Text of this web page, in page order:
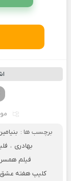
برچسب ها :
بهادری ،
فیلم همسر
کلیپ هفته عشق